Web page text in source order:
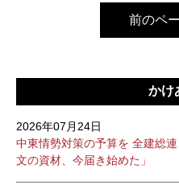
前のペ
かけ
2026年07月24日
中東情勢対策の予算を 全建総
文の資材、今届き始めた」